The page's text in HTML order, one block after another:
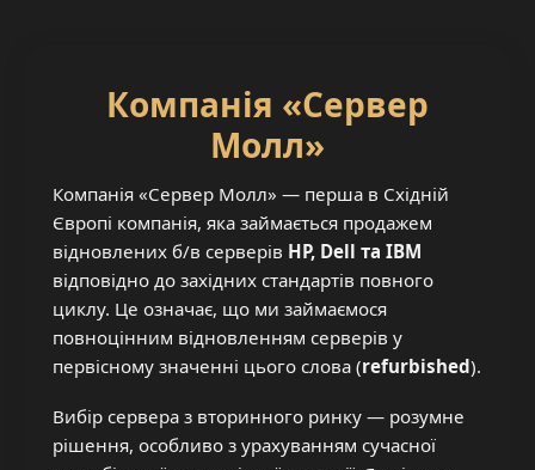
Компанія «Сервер
Молл»
Компанія «Сервер Молл» — перша в Східній
Європі компанія, яка займається продажем
відновлених б/в серверів HP, Dell та IBM
відповідно до західних стандартів повного
циклу. Це означає, що ми займаємося
повноцінним відновленням серверів у
первісному значенні цього слова (refurbished).
Вибір сервера з вторинного ринку — розумне
рішення, особливо з урахуванням сучасної